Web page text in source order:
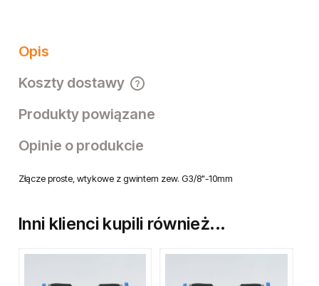
Opis
Koszty dostawy
Cena nie zawiera ewentualnych kosztów płatności
Produkty powiązane
Opinie o produkcie
Złącze proste, wtykowe z gwintem zew. G3/8"-10mm
Inni klienci kupili również...